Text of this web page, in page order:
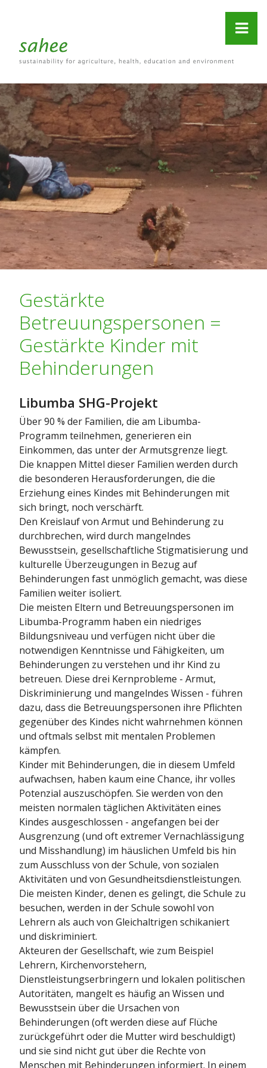
Gestärkte
Betreuungspersonen =
Gestärkte Kinder mit
Behinderungen
Libumba SHG-Projekt
Über 90 % der Familien, die am Libumba-
Programm teilnehmen, generieren ein
Einkommen, das unter der Armutsgrenze liegt.
Die knappen Mittel dieser Familien werden durch
die besonderen Herausforderungen, die die
Erziehung eines Kindes mit Behinderungen mit
sich bringt, noch verschärft.
Den Kreislauf von Armut und Behinderung zu
durchbrechen, wird durch mangelndes
Bewusstsein, gesellschaftliche Stigmatisierung und
kulturelle Überzeugungen in Bezug auf
Behinderungen fast unmöglich gemacht, was diese
Familien weiter isoliert.
Die meisten Eltern und Betreuungspersonen im
Libumba-Programm haben ein niedriges
Bildungsniveau und verfügen nicht über die
notwendigen Kenntnisse und Fähigkeiten, um
Behinderungen zu verstehen und ihr Kind zu
betreuen. Diese drei Kernprobleme - Armut,
Diskriminierung und mangelndes Wissen - führen
dazu, dass die Betreuungspersonen ihre Pflichten
gegenüber des Kindes nicht wahrnehmen können
und oftmals selbst mit mentalen Problemen
kämpfen.
Kinder mit Behinderungen, die in diesem Umfeld
aufwachsen, haben kaum eine Chance, ihr volles
Potenzial auszuschöpfen. Sie werden von den
meisten normalen täglichen Aktivitäten eines
Kindes ausgeschlossen - angefangen bei der
Ausgrenzung (und oft extremer Vernachlässigung
und Misshandlung) im häuslichen Umfeld bis hin
zum Ausschluss von der Schule, von sozialen
Aktivitäten und von Gesundheitsdienstleistungen.
Die meisten Kinder, denen es gelingt, die Schule zu
besuchen, werden in der Schule sowohl von
Lehrern als auch von Gleichaltrigen schikaniert
und diskriminiert.
Akteuren der Gesellschaft, wie zum Beispiel
Lehrern, Kirchenvorstehern,
Dienstleistungserbringern und lokalen politischen
Autoritäten, mangelt es häufig an Wissen und
Bewusstsein über die Ursachen von
Behinderungen (oft werden diese auf Flüche
zurückgeführt oder die Mutter wird beschuldigt)
und sie sind nicht gut über die Rechte von
Menschen mit Behinderungen informiert. In einem